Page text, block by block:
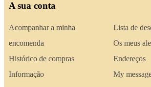
A sua conta
Acompanhar a minha
encomenda
Histórico de compras
Informação
Lista de
Os meus
Endereços
My